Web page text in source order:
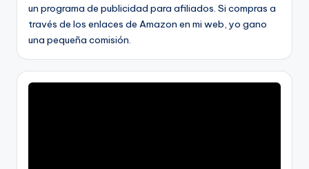
un programa de publicidad para afiliados. Si compras a
través de los enlaces de Amazon en mi web, yo gano
una pequeña comisión.